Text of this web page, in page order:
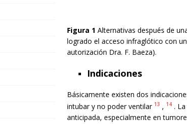
Figura 1 Alternativas después de
logrado el acceso infraglótico con
autorización Dra. F. Baeza).
Indicaciones
Básicamente existen dos
intubar y no poder ventilar 13 , 14 .
anticipada, especialmente en